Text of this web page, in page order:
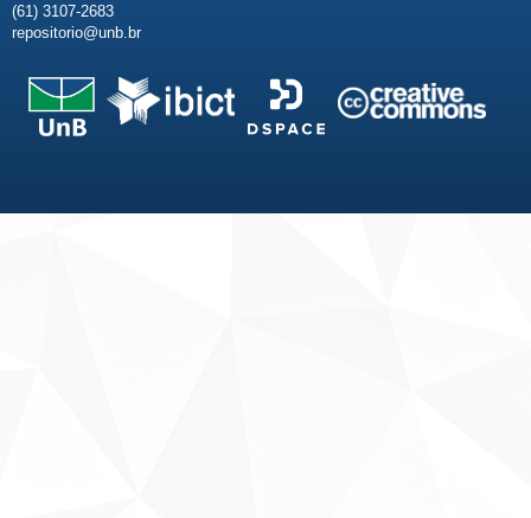
(61) 3107-2683
repositorio@unb.br